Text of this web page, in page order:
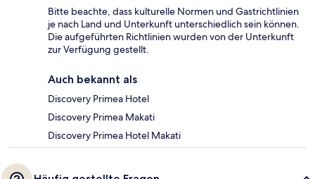
Bitte beachte, dass kulturelle Normen und Gastrichtlinien
je nach Land und Unterkunft unterschiedlich sein können.
Die aufgeführten Richtlinien wurden von der Unterkunft
zur Verfügung gestellt.
Auch bekannt als
Discovery Primea Hotel
Discovery Primea Makati
Discovery Primea Hotel Makati